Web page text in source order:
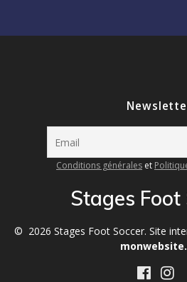
Conditions générales et
Stages Foot
© 2026 Stages Foot Soccer. Site